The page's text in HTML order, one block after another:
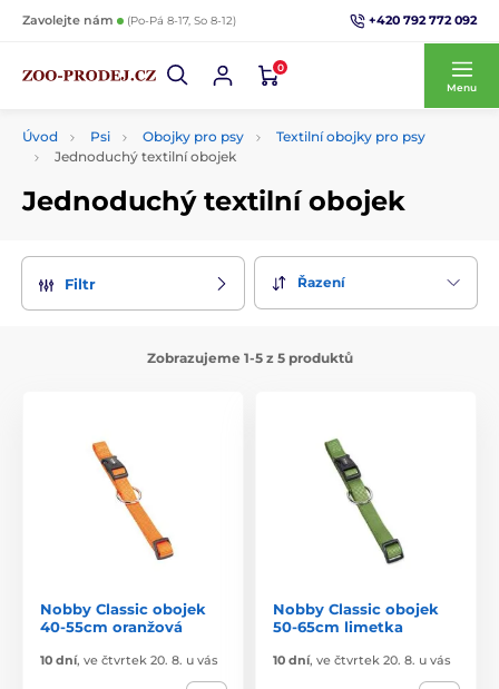
Zavolejte nám (Po-Pá 8-17, So 8-12) +420 792 772 092
0
Menu
Úvod Psi Obojky pro psy
Textilní obojky pro psy
Jednoduchý textilní obojek
Jednoduchý textilní obojek
Filtr Řazení
Zobrazujeme 1-5 z 5 produktů
Nobby Classic obojek
40-55cm oranžová
10 dní, ve čtvrtek 20. 8. u vás
Nobby Classic obojek
50-65cm limetka
10 dní, ve čtvrtek 20. 8. u vás